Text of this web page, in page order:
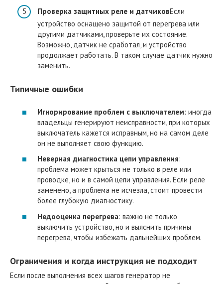
Проверка защитных реле и датчиковЕсли
устройство оснащено защитой от перегрева или
другими датчиками, проверьте их состояние.
Возможно, датчик не сработал, и устройство
продолжает работать. В таком случае датчик нужно
заменить.
Типичные ошибки
Игнорирование проблем с выключателем: иногда
владельцы генерируют неисправности, при которых
выключатель кажется исправным, но на самом деле
он не выполняет свою функцию.
Неверная диагностика цепи управления:
проблема может крыться не только в реле или
проводке, но и в самой цепи управления. Если реле
заменено, а проблема не исчезла, стоит провести
более глубокую диагностику.
Недооценка перегрева: важно не только
выключить устройство, но и выяснить причины
перегрева, чтобы избежать дальнейших проблем.
Ограничения и когда инструкция не подходит
Если после выполнения всех шагов генератор не